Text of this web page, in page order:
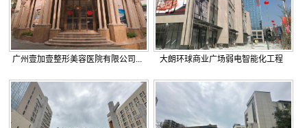
广州壹加壹整形美容医院有限公司... 大朗环球商业广场弱电智能化工程